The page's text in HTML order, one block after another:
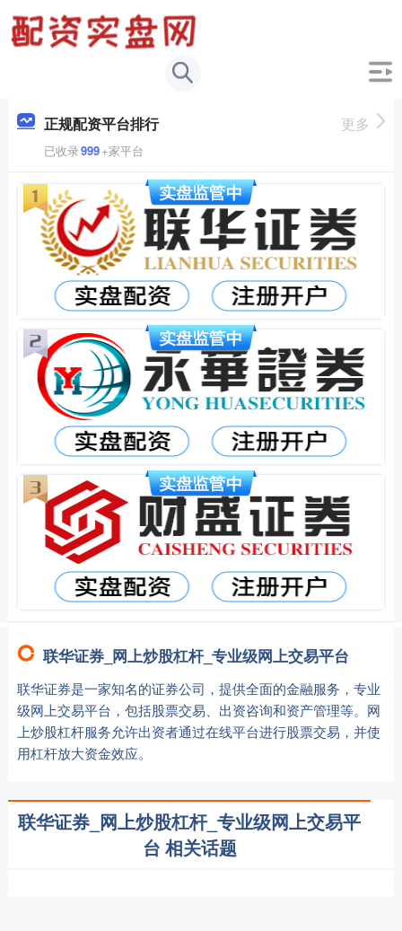
正规配资平台排行
已收录999+家平台
更多
联华证券_网上炒股杠杆_专业级网上交易平台
联华证券是一家知名的证券公司，提供全面的金融服务，专业
级网上交易平台，包括股票交易、出资咨询和资产管理等。网
上炒股杠杆服务允许出资者通过在线平台进行股票交易，并使
用杠杆放大资金效应。
联华证券_网上炒股杠杆_专业级网上交易平
台 相关话题